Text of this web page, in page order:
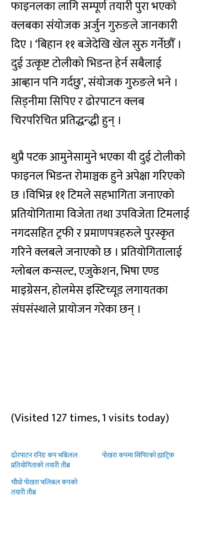
फाइनलका लागि सम्पूर्ण तयारी पुरा भएको
क्लबका संयोजक अर्जुन गुरुङले जानकारी
दिए । ‘बिहान ११ बजेदेखि खेल सुरु गर्नेछौँ ।
दुई उत्कृष्ट टोलीको भिडन्त हेर्न सबैलाई
आब्हान पनि गर्दछु’, संयोजक गुरुङले भने ।
सिड्नीमा सिपिए र ढोरपाटन क्लब
चिरपरिचित प्रतिद्धन्द्धी हुन् ।
थुप्रै पटक आमुनेसामुने भएका यी दुई टोलीको
फाइनल भिडन्त रोमाञ्चक हुने अपेक्षा गरिएको
छ ।विभिन्न ११ टिमले सहभागिता जनाएको
प्रतियोगितामा विजेता तथा उपविजेता टिमलाई
नगदसहित ट्रफी र प्रमाणपत्रहरुले पुरस्कृत
गरिने क्लबले जनाएको छ । प्रतियोगितालाई
ग्लोबल कन्सल्ट, एजुकेशन, भिषा एण्ड
माइग्रेसन, होलमेस इस्टिच्यूड लगायतका
संघसंस्थाले प्रायोजन गरेका छन् ।
(Visited 127 times, 1 visits today)
ढोरपाटन रनिङ कप भबिलल
प्रतियोगिताको तयारी तीब्र
पोखरा कपमा सिपिएको ह्याट्रिक
चौथो पोखरा भलिबल कपको
तयारी तीब्र